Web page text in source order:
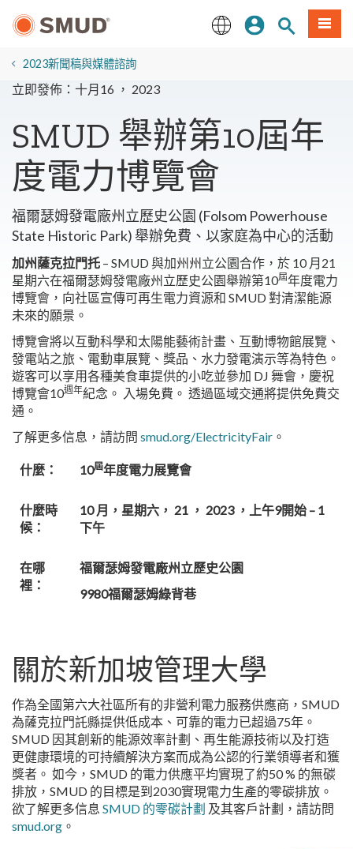
登入站內搜尋
選單
2023新聞稿與媒體諮詢
立即發佈：十月16 ， 2023
SMUD 舉辦第10屆年
度電力博覽會
福爾瑟姆發電廠州立歷史公園 (Folsom Powerhouse
State Historic Park) 舉辦免費、以家庭為中心的活動
加州薩克拉門托 – SMUD 與加州州立公園合作，於 10 月21
星期六在福爾瑟姆發電廠州立歷史公園舉辦第10屆年度電力
博覽會，向社區宣傳可再生電力資源和 SMUD 對清潔能源
未來的願景。
博覽會將以互動科學和太陽能藝術計畫、互動博物館展覽、
發電站之旅、電動車展覽、獎品、水力發電演示等為特色。
遊客可以享用各種美食車提供的小吃並參加 DJ 舞會，慶祝
博覽會10週年紀念。 入場免費。 透過區域交通將提供免費交
通。
了解更多信息，請訪問 smud.org/ElectricityFair 。
什麼： 10屆年度電力展覽會
什麼時
候：
10 月，星期六， 21 ， 2023 ，上午9開始 – 1
下午
在哪
裡：
福爾瑟姆發電廠州立歷史公園
9980福爾瑟姆綠背巷
關於新加坡管理大學
作為全國第六大社區所有的非營利電力服務供應商，SMUD
為薩克拉門託縣提供低成本、可靠的電力已超過75年。
SMUD 因其創新的能源效率計劃、再生能源技術以及打造
更健康環境的可持續解決方案而成為公認的行業領導者和獲
獎者。 如今，SMUD 的電力供應平均實現了約50 % 的無碳
排放，SMUD 的目標是到2030實現電力生產的零碳排放。
欲了解更多信息 SMUD 的零碳計劃 及其客戶計劃，請訪問
smud.org 。